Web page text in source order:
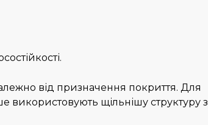
від призначення покриття. Для
використовують щільнішу структуру з